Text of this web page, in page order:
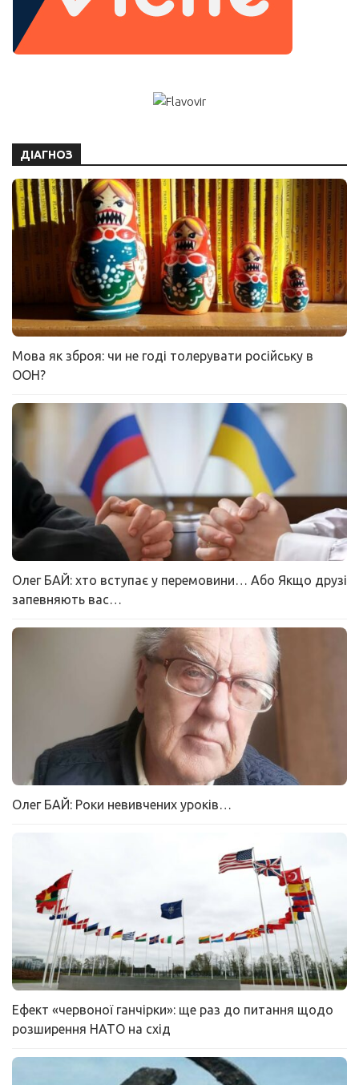
ДІАГНОЗ
Мова як зброя: чи не годі толерувати російську в
ООН?
Олег БАЙ: хто вступає у перемовини… Або Якщо друзі
запевняють вас…
Олег БАЙ: Роки невивчених уроків…
Ефект «червоної ганчірки»: ще раз до питання щодо
розширення НАТО на схід